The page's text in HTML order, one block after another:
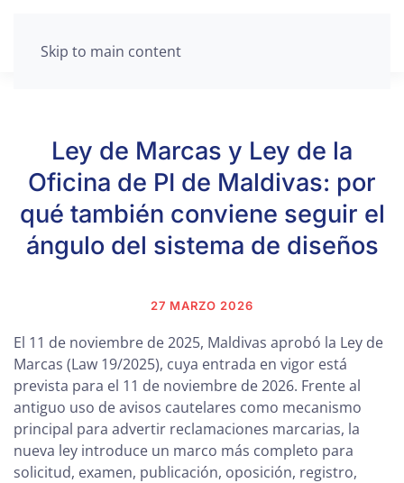
Skip to main content
Ley de Marcas y Ley de la
Oficina de PI de Maldivas: por
qué también conviene seguir el
ángulo del sistema de diseños
27 MARZO 2026
El 11 de noviembre de 2025, Maldivas aprobó la Ley de
Marcas (Law 19/2025), cuya entrada en vigor está
prevista para el 11 de noviembre de 2026. Frente al
antiguo uso de avisos cautelares como mecanismo
principal para advertir reclamaciones marcarias, la
nueva ley introduce un marco más completo para
solicitud, examen, publicación, oposición, registro,